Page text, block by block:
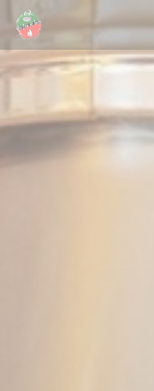
Painel de Gerenciamento de Cookies